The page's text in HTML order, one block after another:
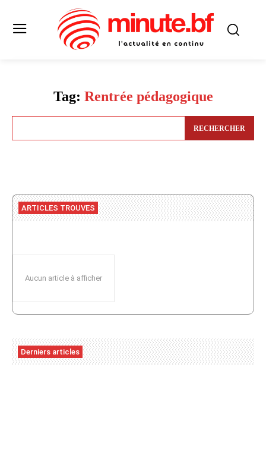
Tag: Rentrée pédagogique
RECHERCHER
ARTICLES TROUVES
Aucun article à afficher
Derniers articles